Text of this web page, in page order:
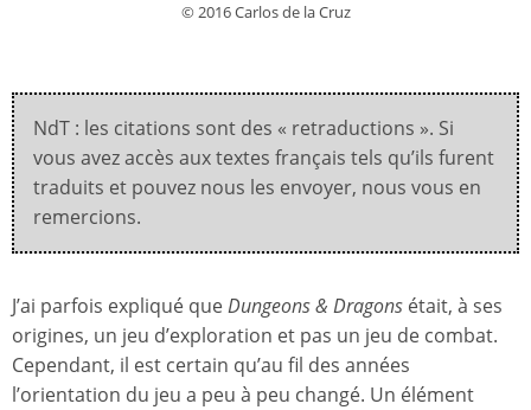
© 2016 Carlos de la Cruz
NdT : les citations sont des « retraductions ». Si
vous avez accès aux textes français tels qu’ils furent
traduits et pouvez nous les envoyer, nous vous en
remercions.
J’ai parfois expliqué queDungeons & Dragons était, à ses
origines, un jeu d’exploration et pas un jeu de combat.
Cependant, il est certain qu’au fil des années
l’orientation du jeu a peu à peu changé. Un élément